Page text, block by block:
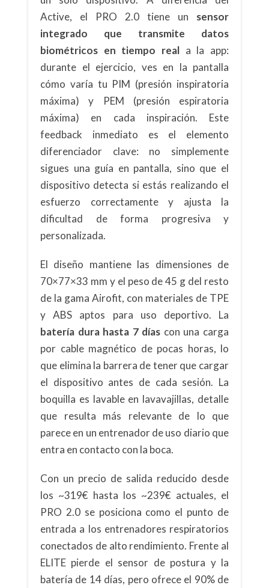
Active, el PRO 2.0 tiene un sensor
integrado que transmite datos
biométricos en tiempo real a la app:
durante el ejercicio, ves en la pantalla
cómo varía tu PIM (presión inspiratoria
máxima) y PEM (presión espiratoria
máxima) en cada inspiración. Este
feedback inmediato es el elemento
diferenciador clave: no simplemente
sigues una guía en pantalla, sino que el
dispositivo detecta si estás realizando el
esfuerzo correctamente y ajusta la
dificultad de forma progresiva y
personalizada.
El diseño mantiene las dimensiones de
70×77×33 mm y el peso de 45 g del resto
de la gama Airofit, con materiales de TPE
y ABS aptos para uso deportivo. La
batería dura hasta 7 días con una carga
por cable magnético de pocas horas, lo
que elimina la barrera de tener que cargar
el dispositivo antes de cada sesión. La
boquilla es lavable en lavavajillas, detalle
que resulta más relevante de lo que
parece en un entrenador de uso diario que
entra en contacto con la boca.
Con un precio de salida reducido desde
los ~319€ hasta los ~239€ actuales, el
PRO 2.0 se posiciona como el punto de
entrada a los entrenadores respiratorios
conectados de alto rendimiento. Frente al
ELITE pierde el sensor de postura y la
batería de 14 días, pero ofrece el 90% de